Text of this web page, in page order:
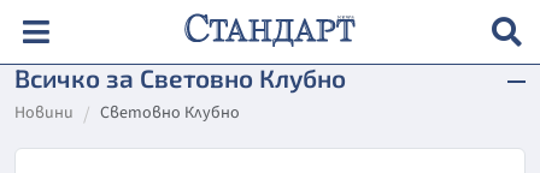
Всичко за Световно Клубно
Новини Световно Клубно